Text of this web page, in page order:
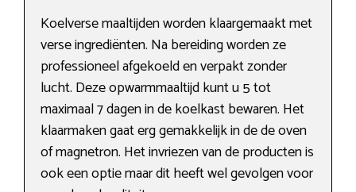
Koelverse maaltijden worden klaargemaakt met
verse ingrediënten. Na bereiding worden ze
professioneel afgekoeld en verpakt zonder
lucht. Deze opwarmmaaltijd kunt u 5 tot
maximaal 7 dagen in de koelkast bewaren. Het
klaarmaken gaat erg gemakkelijk in de de oven
of magnetron. Het invriezen van de producten is
ook een optie maar dit heeft wel gevolgen voor